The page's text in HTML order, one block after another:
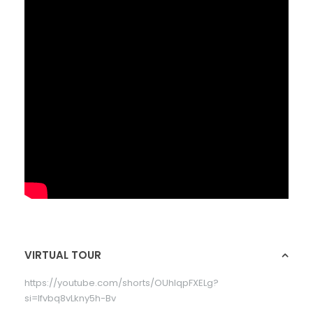
VIRTUAL TOUR
https://youtube.com/shorts/OUhlqpFXELg?
si=Ifvbq8vLkny5h-Bv